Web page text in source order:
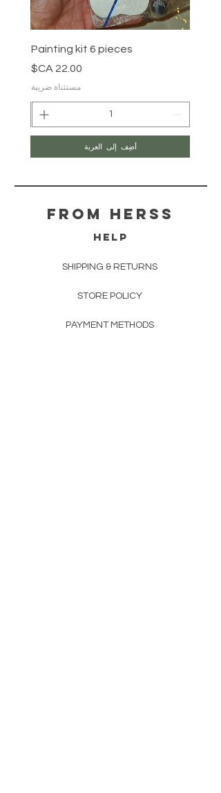
Painting kit 6 pieces
السعر
مستثناة ضريبة
أضِف إلى العربة
From herss
HELP
SHIPPING & RETURNS
STORE POLICY
PAYMENT METHODS